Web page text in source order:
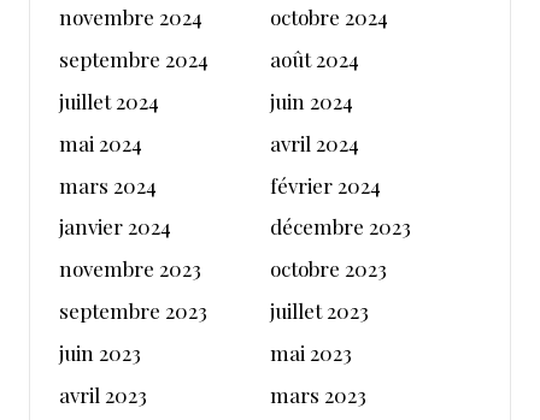
novembre 2024
octobre 2024
septembre 2024
août 2024
juillet 2024
juin 2024
mai 2024
avril 2024
mars 2024
février 2024
janvier 2024
décembre 2023
novembre 2023
octobre 2023
septembre 2023
juillet 2023
juin 2023
mai 2023
avril 2023
mars 2023